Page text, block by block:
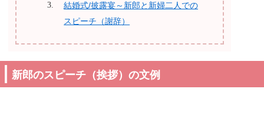
結婚式/披露宴～新郎と新婦二人での
スピーチ（謝辞）
新郎のスピーチ（挨拶）の文例